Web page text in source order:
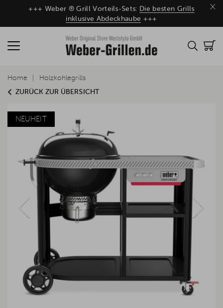
×
+++ Weber ® Grill Vorteils-Sets: Die besten Grills
inklusive Abdeckhaube +++
ZURÜCK ZUR ÜBERSICHT
Home Holzkohlegrills
NEUHEIT